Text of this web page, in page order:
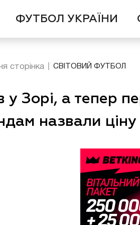
ФУТБОЛ УКРАЇНИ
сторінка СВІТОВИЙ ФУТБОЛ
у Зорі, а тепер
назвали ціну